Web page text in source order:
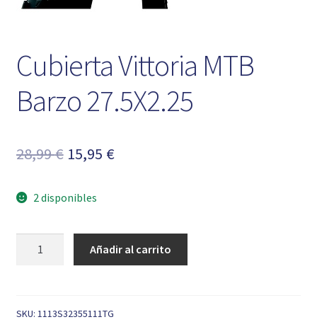
Cubierta Vittoria MTB
Barzo 27.5X2.25
28,99€ El
original
era:
28,99 €.
15,95 €El
es:
15,95 €.
2 disponibles
27.5X2.25
Añadir al carrito
SKU: 1113S32355111TG